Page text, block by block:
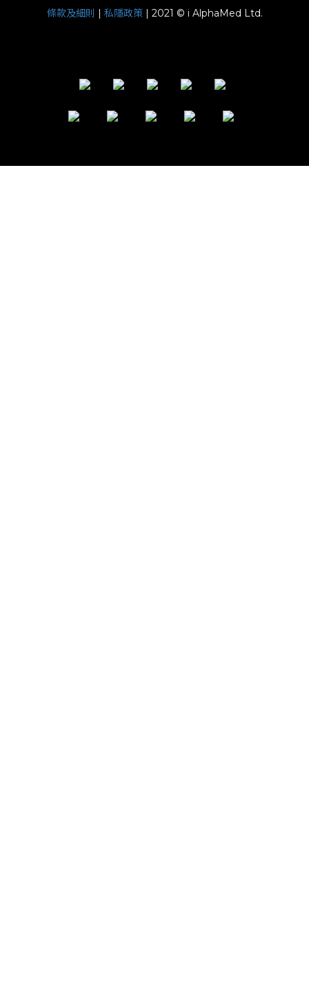
條款及細則 | 私隱政策| 2021 © i AlphaMed Ltd.